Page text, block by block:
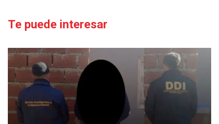
Te puede interesar